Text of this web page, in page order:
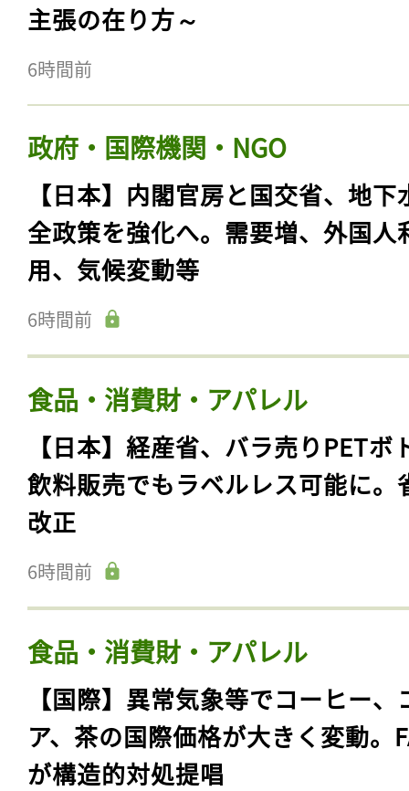
主張の在り方～
6時間前
政府・国際機関・NGO
【日本】内閣官房と国交省、地下
全政策を強化へ。需要増、外国人
用、気候変動等
6時間前
食品・消費財・アパレル
【日本】経産省、バラ売りPETボ
飲料販売でもラベルレス可能に。
改正
6時間前
食品・消費財・アパレル
【国際】異常気象等でコーヒー、
ア、茶の国際価格が大きく変動。
が構造的対処提唱